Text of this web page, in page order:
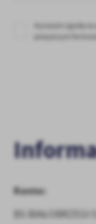
Wyrażam zgodę
powyższym
Konto:
BS BIAŁOBRZEGI